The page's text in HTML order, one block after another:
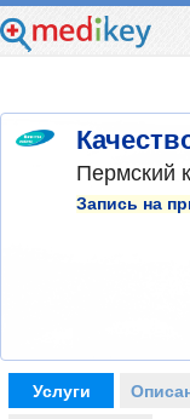
Пермский
Запись на
Услуги